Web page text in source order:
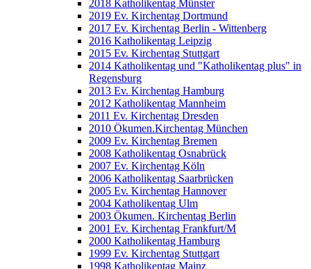
2018 Katholikentag Münster
2019 Ev. Kirchentag Dortmund
2017 Ev. Kirchentag Berlin - Wittenberg
2016 Katholikentag Leipzig
2015 Ev. Kirchentag Stuttgart
2014 Katholikentag und "Katholikentag plus" in
Regensburg
2013 Ev. Kirchentag Hamburg
2012 Katholikentag Mannheim
2011 Ev. Kirchentag Dresden
2010 Ökumen.Kirchentag München
2009 Ev. Kirchentag Bremen
2008 Katholikentag Osnabrück
2007 Ev. Kirchentag Köln
2006 Katholikentag Saarbrücken
2005 Ev. Kirchentag Hannover
2004 Katholikentag Ulm
2003 Ökumen. Kirchentag Berlin
2001 Ev. Kirchentag Frankfurt/M
2000 Katholikentag Hamburg
1999 Ev. Kirchentag Stuttgart
1998 Katholikentag Mainz